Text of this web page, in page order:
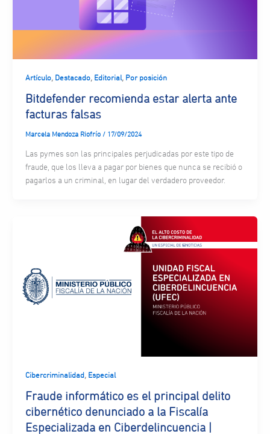
Artículo, Destacado, Editorial, Por posición
Bitdefender recomienda estar alerta ante
facturas falsas
Marcela Mendoza Riofrío / 17/09/2024
Las pymes son las principales perjudicadas por este tipo de
fraude, que los lleva a pagar por bienes que nunca se recibió o
pagarlos a un criminal, en lugar del verdadero proveedor.
Cibercriminalidad, Especial
Fraude informático es el principal delito
cibernético denunciado a la Fiscalía
Especializada en Ciberdelincuencia |